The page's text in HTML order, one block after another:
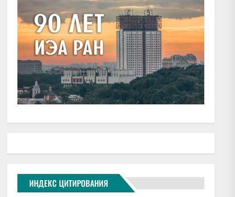
ИНДЕКС ЦИТИРОВАНИЯ